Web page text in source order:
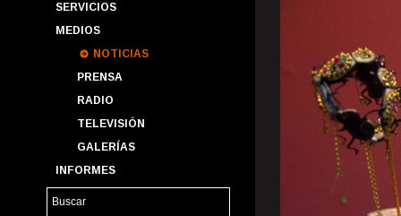
SERVICIOS
MEDIOS
NOTICIAS
PRENSA
RADIO
TELEVISIÓN
GALERÍAS
INFORMES